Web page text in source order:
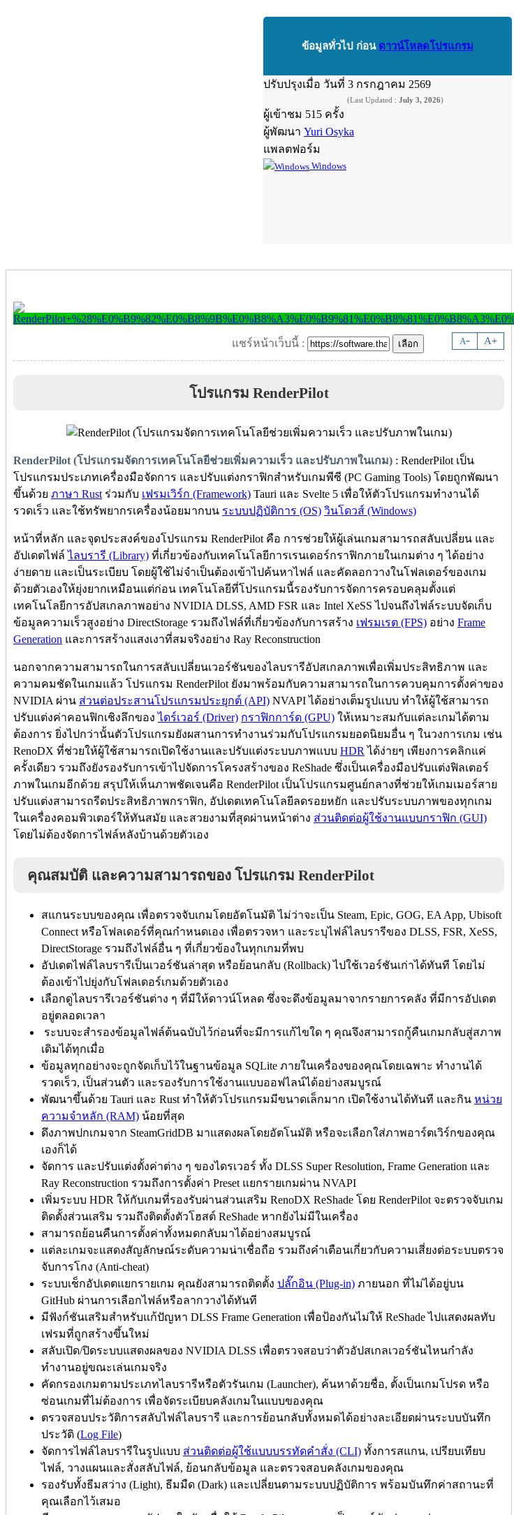
ข้อมูลทั่วไป ก่อน ดาวน์โหลดโปรแกรม
ปรับปรุงเมื่อ วันที่ 3 กรกฎาคม 2569
(Last Updated : July 3, 2026)
ผู้เข้าชม 515 ครั้ง
ผู้พัฒนา Yuri Osyka
แพลตฟอร์ม
Windows
A- A+
แชร์หน้าเว็บนี้ :
โปรแกรม RenderPilot
RenderPilot (โปรแกรมจัดการเทคโนโลยีช่วยเพิ่มความเร็ว และปรับภาพในเกม) : RenderPilot เป็น
โปรแกรมประเภทเครื่องมือจัดการ และปรับแต่งกราฟิกสำหรับเกมพีซี (PC Gaming Tools) โดยถูกพัฒนา
ขึ้นด้วย ภาษา Rust ร่วมกับ เฟรมเวิร์ก (Framework) Tauri และ Svelte 5 เพื่อให้ตัวโปรแกรมทำงานได้
รวดเร็ว และใช้ทรัพยากรเครื่องน้อยมากบน ระบบปฏิบัติการ (OS) วินโดวส์ (Windows)
หน้าที่หลัก และจุดประสงค์ของโปรแกรม RenderPilot คือ การช่วยให้ผู้เล่นเกมสามารถสลับเปลี่ยน และ
อัปเดตไฟล์ไลบรารี (Library) ที่เกี่ยวข้องกับเทคโนโลยีการเรนเดอร์กราฟิกภายในเกมต่าง ๆ ได้อย่าง
ง่ายดาย และเป็นระเบียบ โดยผู้ใช้ไม่จำเป็นต้องเข้าไปค้นหาไฟล์ และคัดลอกวางในโฟลเดอร์ของเกม
ด้วยตัวเองให้ยุ่งยากเหมือนแต่ก่อน เทคโนโลยีที่โปรแกรมนี้รองรับการจัดการครอบคลุมตั้งแต่
เทคโนโลยีการอัปสเกลภาพอย่าง NVIDIA DLSS, AMD FSR และ Intel XeSS ไปจนถึงไฟล์ระบบจัดเก็บ
ข้อมูลความเร็วสูงอย่าง DirectStorage รวมถึงไฟล์ที่เกี่ยวข้องกับการสร้าง เฟรมเรต (FPS) อย่าง Frame
Generation และการสร้างแสงเงาที่สมจริงอย่าง Ray Reconstruction
นอกจากความสามารถในการสลับเปลี่ยนเวอร์ชันของไลบรารีอัปสเกลภาพเพื่อเพิ่มประสิทธิภาพ และ
ความคมชัดในเกมแล้ว โปรแกรม RenderPilot ยังมาพร้อมกับความสามารถในการควบคุมการตั้งค่าของ
NVIDIA ผ่าน ส่วนต่อประสานโปรแกรมประยุกต์ (API) NVAPI ได้อย่างเต็มรูปแบบ ทำให้ผู้ใช้สามารถ
ปรับแต่งค่าคอนฟิกเชิงลึกของไดร์เวอร์ (Driver) กราฟิกการ์ด (GPU) ให้เหมาะสมกับแต่ละเกมได้ตาม
ต้องการ ยิ่งไปกว่านั้นตัวโปรแกรมยังผสานการทำงานร่วมกับโปรแกรมยอดนิยมอื่น ๆ ในวงการเกม เช่น
RenoDX ที่ช่วยให้ผู้ใช้สามารถเปิดใช้งานและปรับแต่งระบบภาพแบบ HDR ได้ง่ายๆ เพียงการคลิกแค่
ครั้งเดียว รวมถึงยังรองรับการเข้าไปจัดการโครงสร้างของ ReShade ซึ่งเป็นเครื่องมือปรับแต่งฟิลเตอร์
ภาพในเกมอีกด้วย สรุปให้เห็นภาพชัดเจนคือ RenderPilot เป็นโปรแกรมศูนย์กลางที่ช่วยให้เกมเมอร์สาย
ปรับแต่งสามารถรีดประสิทธิภาพกราฟิก, อัปเดตเทคโนโลยีลดรอยหยัก และปรับระบบภาพของทุกเกม
ในเครื่องคอมพิวเตอร์ให้ทันสมัย และสวยงามที่สุดผ่านหน้าต่าง ส่วนติดต่อผู้ใช้งานแบบกราฟิก (GUI)
โดยไม่ต้องจัดการไฟล์หลังบ้านด้วยตัวเอง
คุณสมบัติ และความสามารถของ โปรแกรม RenderPilot
สแกนระบบของคุณ เพื่อตรวจจับเกมโดยอัตโนมัติ ไม่ว่าจะเป็น Steam, Epic, GOG, EA App, Ubisoft
Connect หรือโฟลเดอร์ที่คุณกำหนดเอง เพื่อตรวจหา และระบุไฟล์ไลบรารีของ DLSS, FSR, XeSS,
DirectStorage รวมถึงไฟล์อื่น ๆ ที่เกี่ยวข้องในทุกเกมที่พบ
อัปเดตไฟล์ไลบรารีเป็นเวอร์ชันล่าสุด หรือย้อนกลับ (Rollback) ไปใช้เวอร์ชันเก่าได้ทันที โดยไม่
ต้องเข้าไปยุ่งกับโฟลเดอร์เกมด้วยตัวเอง
เลือกดูไลบรารีเวอร์ชันต่าง ๆ ที่มีให้ดาวน์โหลด ซึ่งจะดึงข้อมูลมาจากรายการคลัง ที่มีการอัปเดต
อยู่ตลอดเวลา
ระบบจะสำรองข้อมูลไฟล์ต้นฉบับไว้ก่อนที่จะมีการแก้ไขใด ๆ คุณจึงสามารถกู้คืนเกมกลับสู่สภาพ
เดิมได้ทุกเมื่อ
ข้อมูลทุกอย่างจะถูกจัดเก็บไว้ในฐานข้อมูล SQLite ภายในเครื่องของคุณโดยเฉพาะ ทำงานได้
รวดเร็ว, เป็นส่วนตัว และรองรับการใช้งานแบบออฟไลน์ได้อย่างสมบูรณ์
พัฒนาขึ้นด้วย Tauri และ Rust ทำให้ตัวโปรแกรมมีขนาดเล็กมาก เปิดใช้งานได้ทันที และกิน หน่วย
ความจำหลัก (RAM) น้อยที่สุด
ดึงภาพปกเกมจาก SteamGridDB มาแสดงผลโดยอัตโนมัติ หรือจะเลือกใส่ภาพอาร์ตเวิร์กของคุณ
เองก็ได้
จัดการ และปรับแต่งตั้งค่าต่าง ๆ ของไดรเวอร์ ทั้ง DLSS Super Resolution, Frame Generation และ
Ray Reconstruction รวมถึงการตั้งค่า Preset แยกรายเกมผ่าน NVAPI
เพิ่มระบบ HDR ให้กับเกมที่รองรับผ่านส่วนเสริม RenoDX ReShade โดย RenderPilot จะตรวจจับเกม
ติดตั้งส่วนเสริม รวมถึงติดตั้งตัวโฮสต์ ReShade หากยังไม่มีในเครื่อง
สามารถย้อนคืนการตั้งค่าทั้งหมดกลับมาได้อย่างสมบูรณ์
แต่ละเกมจะแสดงสัญลักษณ์ระดับความน่าเชื่อถือ รวมถึงคำเตือนเกี่ยวกับความเสี่ยงต่อระบบตรวจ
จับการโกง (Anti-cheat)
ระบบเช็กอัปเดตแยกรายเกม คุณยังสามารถติดตั้ง ปลั๊กอิน (Plug-in) ภายนอก ที่ไม่ได้อยู่บน
GitHub ผ่านการเลือกไฟล์หรือลากวางได้ทันที
มีฟังก์ชันเสริมสำหรับแก้ปัญหา DLSS Frame Generation เพื่อป้องกันไม่ให้ ReShade ไปแสดงผลทับ
เฟรมที่ถูกสร้างขึ้นใหม่
สลับเปิด/ปิดระบบแสดงผลของ NVIDIA DLSS เพื่อตรวจสอบว่าตัวอัปสเกลเวอร์ชันไหนกำลัง
ทำงานอยู่ขณะเล่นเกมจริง
คัดกรองเกมตามประเภทไลบรารีหรือตัวรันเกม (Launcher), ค้นหาด้วยชื่อ, ตั้งเป็นเกมโปรด หรือ
ซ่อนเกมที่ไม่ต้องการ เพื่อจัดระเบียบคลังเกมในแบบของคุณ
ตรวจสอบประวัติการสลับไฟล์ไลบรารี และการย้อนกลับทั้งหมดได้อย่างละเอียดผ่านระบบบันทึก
ประวัติ (Log File)
จัดการไฟล์ไลบรารีในรูปแบบ ส่วนติดต่อผู้ใช้แบบบรรทัดคำสั่ง (CLI) ทั้งการสแกน, เปรียบเทียบ
ไฟล์, วางแผนและสั่งสลับไฟล์, ย้อนกลับข้อมูล และตรวจสอบคลังเกมของคุณ
รองรับทั้งธีมสว่าง (Light), ธีมมืด (Dark) และเปลี่ยนตามระบบปฏิบัติการ พร้อมบันทึกค่าสถานะที่
คุณเลือกไว้เสมอ